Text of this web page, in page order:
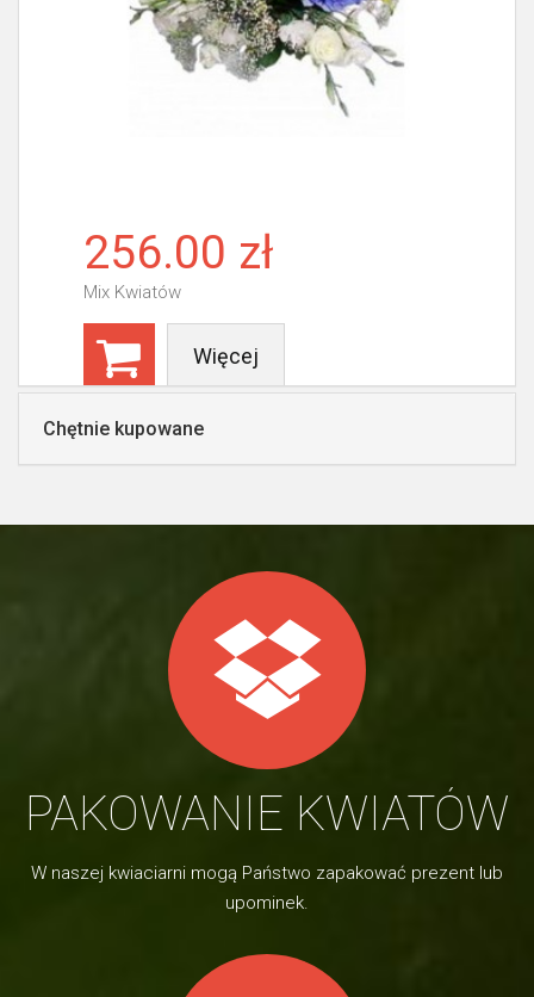
256.00 zł
Mix Kwiatów
Więcej
Chętnie kupowane
PAKOWANIE KWIATÓW
W naszej kwiaciarni mogą Państwo zapakować prezent lub
upominek.